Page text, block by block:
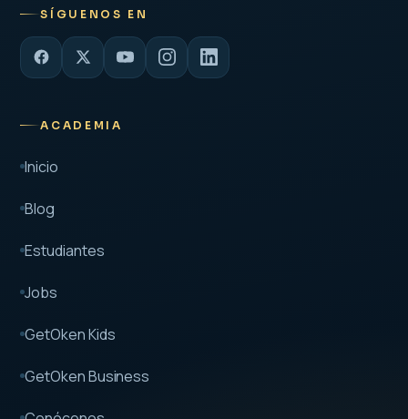
SÍGUENOS EN
ACADEMIA
Inicio
Blog
Estudiantes
Jobs
GetOken Kids
GetOken Business